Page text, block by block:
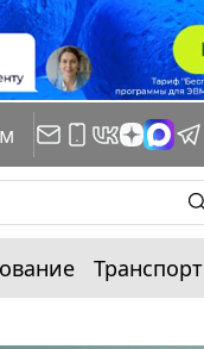
Транспорт